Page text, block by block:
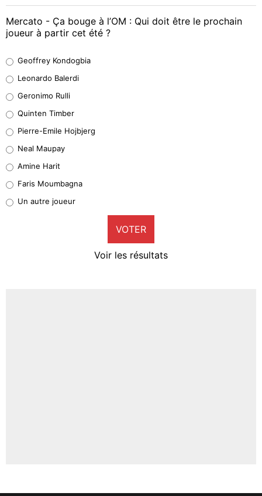
Mercato - Ça bouge à l’OM : Qui doit être le prochain
joueur à partir cet été ?
38%
32%
5%
1%
9%
Geoffrey Kondogbia
Leonardo Balerdi
Geronimo Rulli
Quinten Timber
Pierre-Emile Hojbjerg
Neal Maupay
Amine Harit
Faris Moumbagna
Un autre joueur
VOTER
Voir les résultats